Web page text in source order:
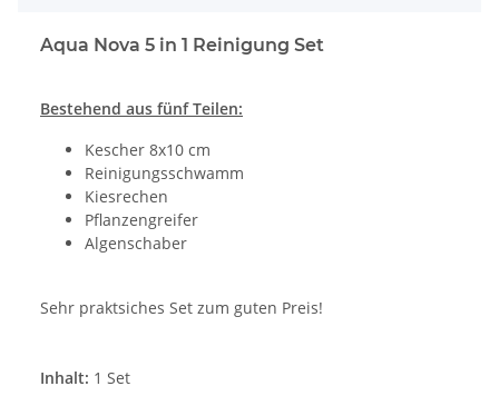
Aqua Nova 5 in 1 Reinigung Set
Bestehend aus fünf Teilen:
Kescher 8x10 cm
Reinigungsschwamm
Kiesrechen
Pflanzengreifer
Algenschaber
Sehr praktsiches Set zum guten Preis!
Inhalt: 1 Set